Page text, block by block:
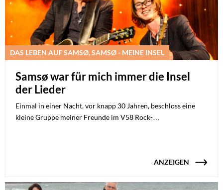
DAS LEBEN AUF SAMSØ, SAMSØ - MEINE INSEL
Samsø war für mich immer die Insel
der Lieder
Einmal in einer Nacht, vor knapp 30 Jahren, beschloss eine
kleine Gruppe meiner Freunde im V58 Rock-…
ANZEIGEN